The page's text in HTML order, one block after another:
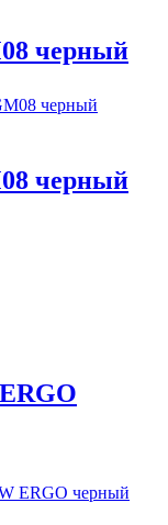
черный
черный